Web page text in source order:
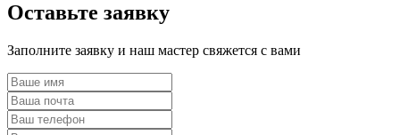
Оставьте заявку
Заполните заявку и наш мастер свяжется с вами